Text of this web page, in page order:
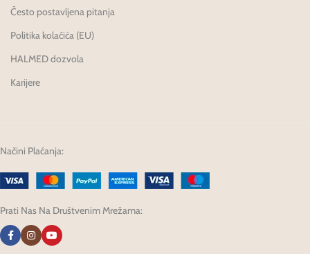
Često postavljena pitanja
Politika kolačića (EU)
HALMED dozvola
Karijere
Načini Plaćanja:
Prati Nas Na Društvenim Mrežama: